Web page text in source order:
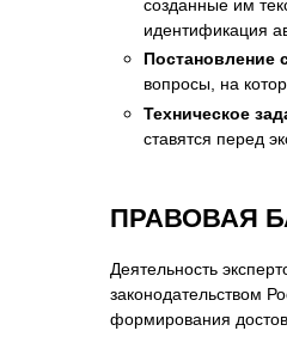
созданные им
идентификация
Постановление
вопросы, на
Техническое
ставятся перед
ПРАВОВАЯ
Деятельность
законодательством
формирования